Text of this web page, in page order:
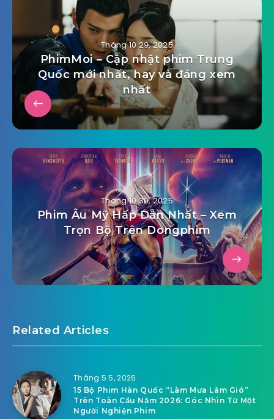
Tháng 10 29, 2025
PhimMoi – Cập nhật phim Trung
Quốc mới nhất, hay và đáng xem
nhất
Tháng 10 30, 2025
Phim Âu Mỹ Hấp Dẫn Nhất – Xem
Trọn Bộ Trên Dongphim
Related Articles
Tháng 5 5, 2026
15 Bộ Phim Hàn Quốc “Làm Mưa Làm Gió”
Trên Toàn Cầu Năm 2026: Góc Nhìn Từ Một
Người Nghiện Phim